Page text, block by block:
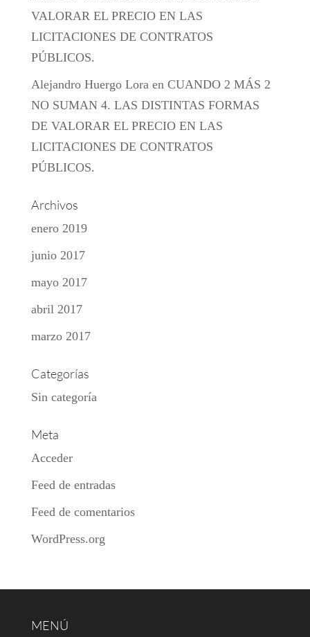
VALORAR EL PRECIO EN LAS
LICITACIONES DE CONTRATOS
PÚBLICOS.
Alejandro Huergo Lora en CUANDO 2 MÁS 2
NO SUMAN 4. LAS DISTINTAS FORMAS
DE VALORAR EL PRECIO EN LAS
LICITACIONES DE CONTRATOS
PÚBLICOS.
Archivos
enero 2019
junio 2017
mayo 2017
abril 2017
marzo 2017
Categorías
Sin categoría
Meta
Acceder
Feed de entradas
Feed de comentarios
WordPress.org
MENÚ